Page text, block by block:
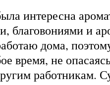
интересна
благовониями и
дома,
время, не
работникам.